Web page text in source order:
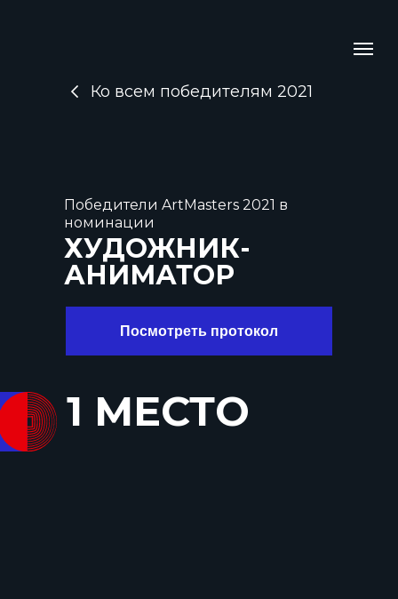
Победители ArtMasters 2021 в
номинации
ХУДОЖНИК-
АНИМАТОР
Ко всем победителям 2021
Посмотреть протокол
1 МЕСТО